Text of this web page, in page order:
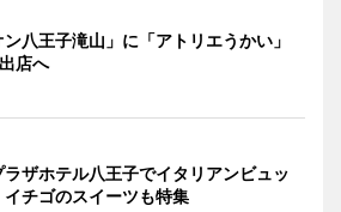
ン八王子滝山」に「アトリエうかい」
店へ
ラザホテル八王子でイタリアンビュッ
チゴのスイーツも特集